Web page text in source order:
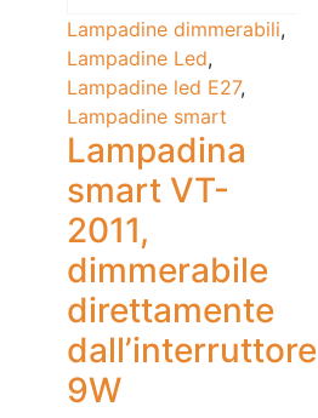
Lampadine dimmerabili,
Lampadine Led,
Lampadine led E27,
Lampadine smart
Lampadina
smart VT-
2011,
dimmerabile
direttamente
dall’interruttore
9W